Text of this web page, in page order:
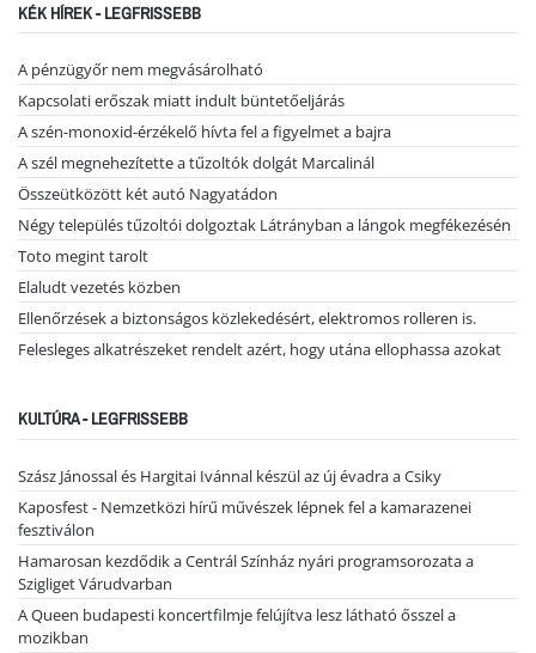
KÉK HÍREK - LEGFRISSEBB
A pénzügyőr nem megvásárolható
Kapcsolati erőszak miatt indult büntetőeljárás
A szén-monoxid-érzékelő hívta fel a figyelmet a bajra
A szél megnehezítette a tűzoltók dolgát Marcalinál
Összeütközött két autó Nagyatádon
Négy település tűzoltói dolgoztak Látrányban a lángok megfékezésén
Toto megint tarolt
Elaludt vezetés közben
Ellenőrzések a biztonságos közlekedésért, elektromos rolleren is.
Felesleges alkatrészeket rendelt azért, hogy utána ellophassa azokat
KULTÚRA - LEGFRISSEBB
Szász Jánossal és Hargitai Ivánnal készül az új évadra a Csiky
Kaposfest - Nemzetközi hírű művészek lépnek fel a kamarazenei
fesztiválon
Hamarosan kezdődik a Centrál Színház nyári programsorozata a
Szigliget Várudvarban
A Queen budapesti koncertfilmje felújítva lesz látható ősszel a
mozikban